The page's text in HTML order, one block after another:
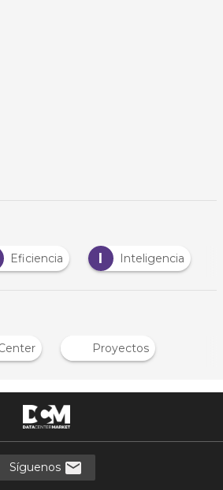
Eficiencia I Inteligencia
Proyectos
Síguenos